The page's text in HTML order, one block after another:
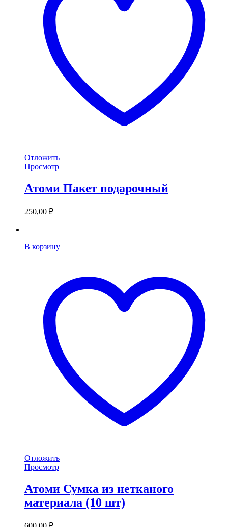
Отложить
Просмотр
Атоми Пакет подарочный
250,00 ₽
В корзину
Отложить
Просмотр
Атоми Сумка из нетканого
материала (10 шт)